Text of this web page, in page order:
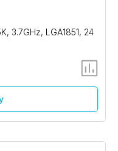
3.7GHz, LGA1851, 24